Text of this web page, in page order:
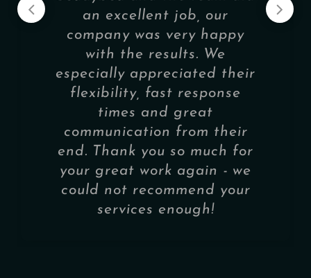
an excellent job, our
company was very happy
with the results. We
especially appreciated their
flexibility, fast response
times and great
communication from their
end. Thank you so much for
your great work again - we
could not recommend your
services enough!